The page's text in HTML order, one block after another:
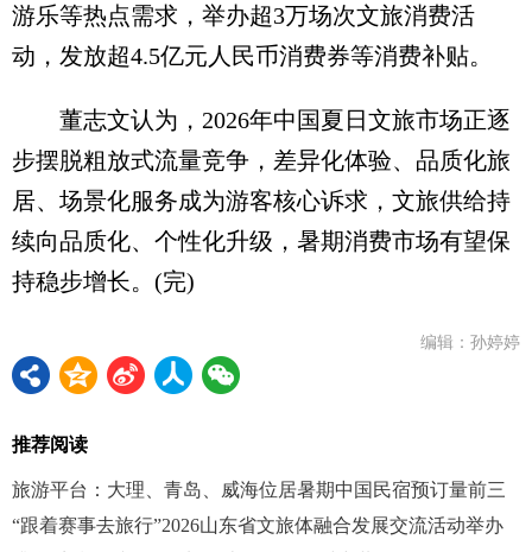
游乐等热点需求，举办超3万场次文旅消费活
动，发放超4.5亿元人民币消费券等消费补贴。
董志文认为，2026年中国夏日文旅市场正逐
步摆脱粗放式流量竞争，差异化体验、品质化旅
居、场景化服务成为游客核心诉求，文旅供给持
续向品质化、个性化升级，暑期消费市场有望保
持稳步增长。(完)
编辑：孙婷婷
推荐阅读
旅游平台：大理、青岛、威海位居暑期中国民宿预订量前三
“跟着赛事去旅行”2026山东省文旅体融合发展交流活动举办